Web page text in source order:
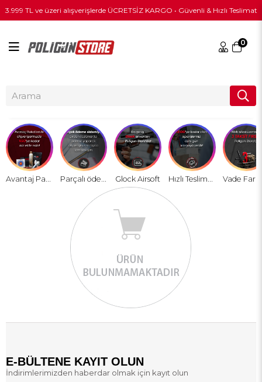
3.999 TL ve üzeri alışverişlerde ÜCRETSİZ KARGO • Güvenli & Hızlı Teslimat
0
Glock Airsoft
E-BÜLTENE KAYIT OLUN
İndirimlerimizden haberdar olmak için kayıt olun